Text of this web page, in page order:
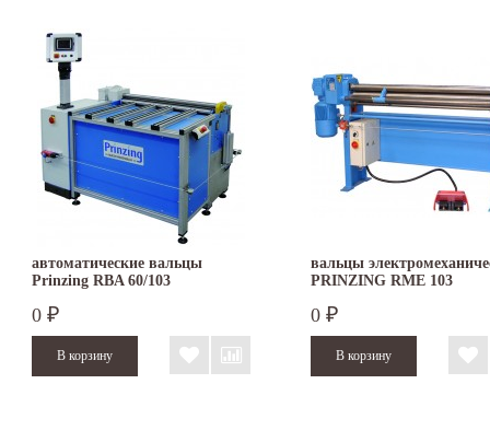
автоматические вальцы
Prinzing RBA 60/103
0 ₽
вальцы
PRINZING RME 103
0 ₽